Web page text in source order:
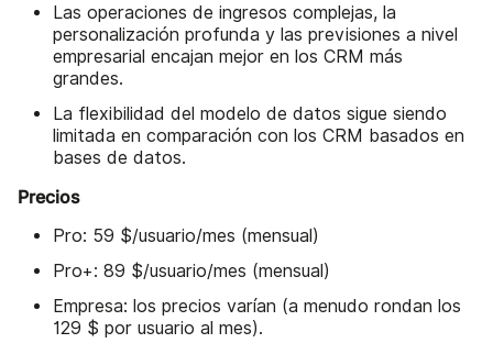
Las operaciones de ingresos complejas, la
personalización profunda y las previsiones a nivel
empresarial encajan mejor en los CRM más
grandes.
La flexibilidad del modelo de datos sigue siendo
limitada en comparación con los CRM basados en
bases de datos.
Precios
Pro: 59 $/usuario/mes (mensual)
Pro+: 89 $/usuario/mes (mensual)
Empresa: los precios varían (a menudo rondan los
129 $ por usuario al mes).